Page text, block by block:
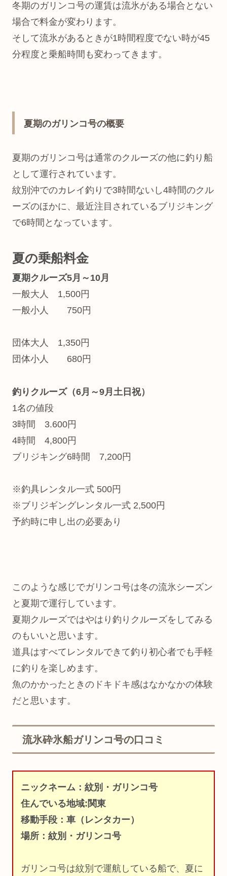
冬期のガリンコ号の運賃は流氷がある場合とない
場合で料金が変わります。
そして流氷があるときが1時間程度でない時が45
分程度と乗船時間も変わってきます。
夏期のガリンコ号の概要
夏期のガリンコ号は通常のクルーズの他に釣り船
として運行されています。
紋別沖でのカレイ釣りで3時間ないし4時間のクル
ーズのほかに、最近注目されているブリジキング
で6時間となっています。
夏の乗船料金
夏期クルーズ5月～10月
一般大人 1,500円
一般小人 750円
団体大人 1,350円
団体小人 680円
釣りクルーズ（6月～9月土日祝）
1名の値段
3時間 3.600円
4時間 4,800円
ブリジキング6時間 7,200円
※釣具レンタル一式 500円
※ブリジギングレンタル一式 2,500円
予約時に申し出の必要あり
このような感じでガリンコ号は冬の流氷シーズン
と夏期で運行しています。
夏期クルーズではやはり釣りクルーズをしてみる
のもいいと思います。
道具はすべてレンタルできて釣り初心者でも手軽
に釣りを楽しめます。
魚のかかったときのドキドキ感はなかなかの体験
だと思います。
流氷砕氷船ガリンコ号の口コミ
ニックネーム：紋別・ガリンコ号
住んでいる地域:関東
移動手段：車（レンタカー）
場所：紋別・ガリンコ号
ガリンコ号は紋別で運航している船で、夏に